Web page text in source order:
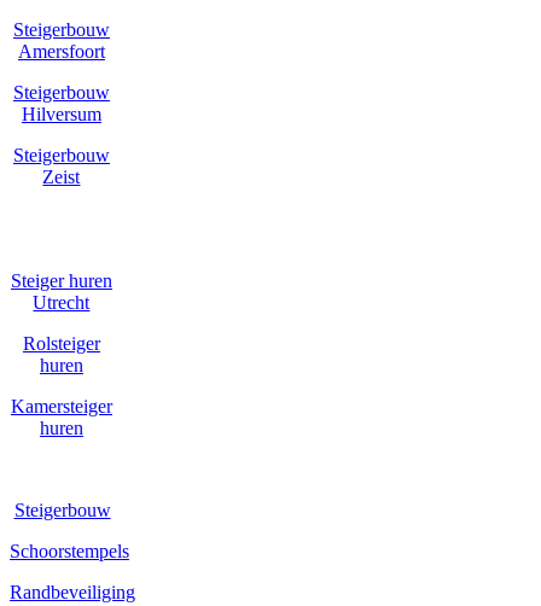
Steigerbouw
Amersfoort
Steigerbouw
Hilversum
Steigerbouw
Zeist
Steiger huren
Utrecht
Rolsteiger
huren
Kamersteiger
huren
Steigerbouw
Schoorstempels
Randbeveiliging